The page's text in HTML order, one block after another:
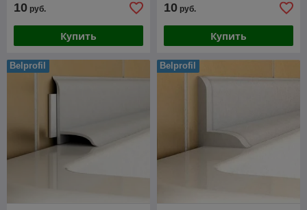
10 руб.
Купить
10 руб.
Купить
Belprofil Belprofil